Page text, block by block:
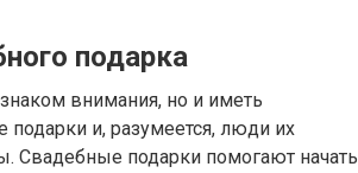
подарка
внимания, но и иметь
подарки и, разумеется, люди их
Свадебные подарки помогают начать